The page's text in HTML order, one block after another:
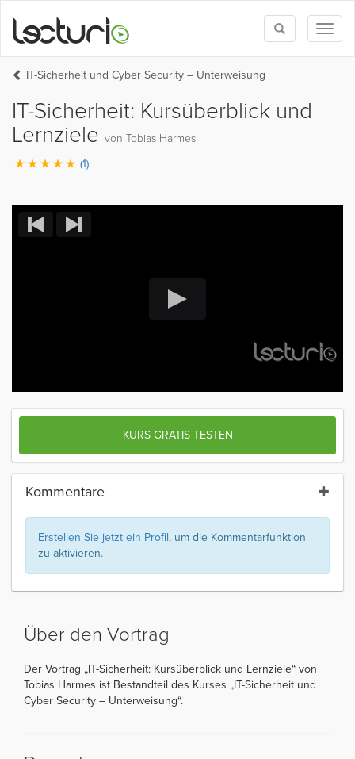
Toggle
search
IT-Sicherheit und Cyber Security – Unterweisung
IT-Sicherheit: Kursüberblick und
Lernziele von Tobias Harmes
(1)
KURS GRATIS TESTEN
Kommentare
Erstellen Sie jetzt ein Profil, um die Kommentarfunktion
zu aktivieren.
Über den Vortrag
Der Vortrag „IT-Sicherheit: Kursüberblick und Lernziele“ von
Tobias Harmes ist Bestandteil des Kurses „IT-Sicherheit und
Cyber Security – Unterweisung“.